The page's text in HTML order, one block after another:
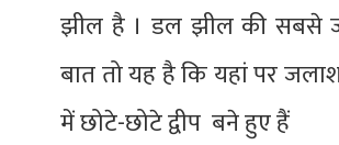
झील है । डल झील की सबसे
बात तो यह है कि यहां पर
में छोटे-छोटे द्वीप बने हुए हैं